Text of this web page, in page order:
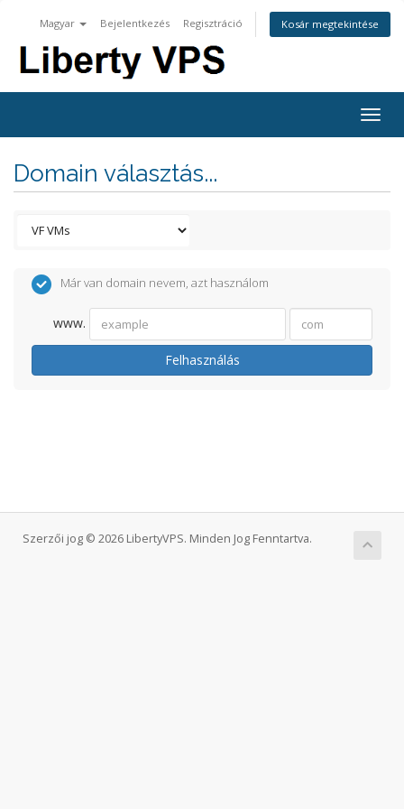
Magyar Bejelentkezés Regisztráció Kosár megtekintése
Domain választás...
Már van domain nevem, azt használom
www.
Felhasználás
Szerzői jog © 2026 LibertyVPS. Minden Jog Fenntartva.